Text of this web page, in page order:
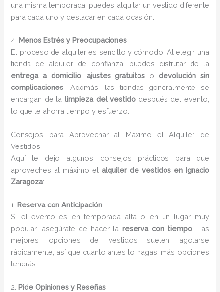
una misma temporada, puedes alquilar un vestido diferente
para cada uno y destacar en cada ocasión.
4. Menos Estrés y Preocupaciones
El proceso de alquiler es sencillo y cómodo. Al elegir una
tienda de alquiler de confianza, puedes disfrutar de la
entrega a domicilio, ajustes gratuitos o devolución sin
complicaciones . Además, las tiendas generalmente se
encargan de la limpieza del vestido después del evento,
lo que te ahorra tiempo y esfuerzo.
Consejos para Aprovechar al Máximo el Alquiler de
Vestidos
Aquí te dejo algunos consejos prácticos para que
aproveches al máximo el alquiler de vestidos en Ignacio
Zaragoza:
1. Reserva con Anticipación
Si el evento es en temporada alta o en un lugar muy
popular, asegúrate de hacer lareserva con tiempo . Las
mejores opciones de vestidos suelen agotarse
rápidamente, así que cuanto antes lo hagas, más opciones
tendrás.
2. Pide Opiniones y Reseñas